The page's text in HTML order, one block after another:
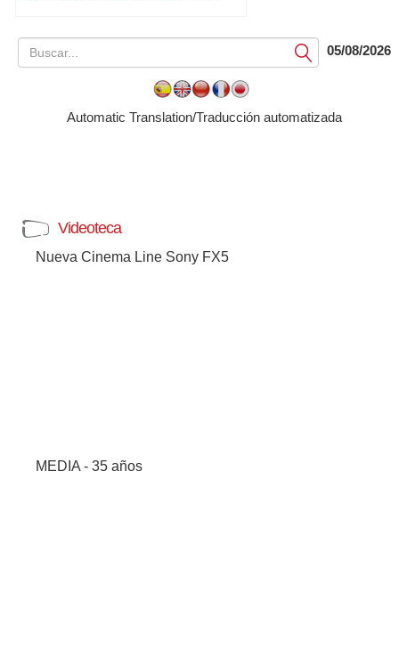
Submit05/08/2026
Automatic Translation/Traducción automatizada
Videoteca
Nueva Cinema Line Sony FX5
MEDIA - 35 años